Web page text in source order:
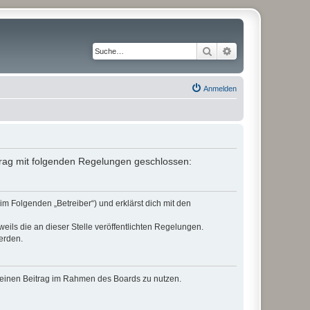
Suche
Anmelden
mit folgenden Regelungen geschlossen:
Folgenden „Betreiber“) und erklärst dich mit den
die an dieser Stelle veröffentlichten Regelungen.
Beitrag im Rahmen des Boards zu nutzen.